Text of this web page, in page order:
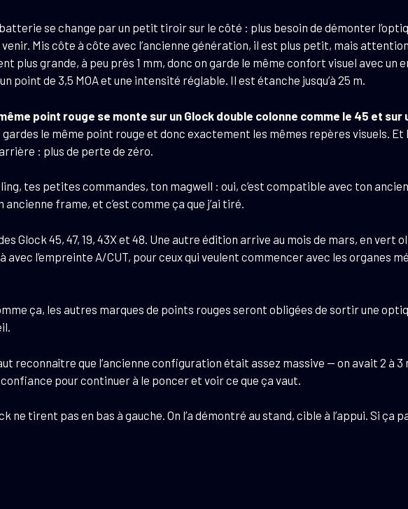
se change par un petit tiroir sur le côté : plus besoin de démonter
Mis côte à côte avec l’ancienne génération, il est plus petit, mais
plus grande, à peu près 1 mm, donc on garde le même confort visuel avec
point de 3,5 MOA et une intensité réglable. Il est étanche jusqu’à 25 m.
point rouge se monte sur un Glock double colonne comme le 45 et sur
le même point rouge et donc exactement les mêmes repères visuels.
: plus de perte de zéro.
tes petites commandes, ton magwell : oui, c’est compatible avec ton
ancienne frame, et c’est comme ça que j’ai tiré.
Glock 45, 47, 19, 43X et 48. Une autre édition arrive au mois de mars, en
avec l’empreinte A/CUT, pour ceux qui veulent commencer avec les organes
ça, les autres marques de points rouges seront obligées de sortir une
reconnaître que l’ancienne configuration était assez massive — on avait 2 à 3
pour continuer à le poncer et voir ce que ça vaut.
ne tirent pas en bas à gauche. On l’a démontré au stand, cible à l’appui. Si ça